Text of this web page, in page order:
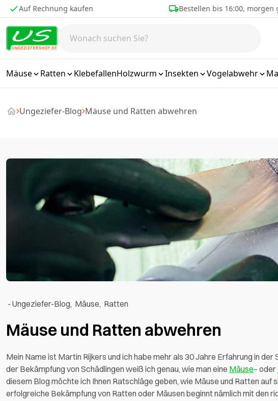
Zum Inhalt springen
Auf Rechnung kaufen Bestellen bis 16:00, morgen
Mäuse Ratten KlebefallenHolzwurm Insekten Vogelabwehr
Ungeziefer-Blog Mäuse und Ratten abwehren
- Ungeziefer-Blog, Mäuse, Ratten
Mäuse und Ratten abwehren
Mein Name ist Martin Rijkers und ich habe mehr als 30 Jahre Erfahrung in
der Bekämpfung von Schädlingen weiß ich genau, wie man eine Mäuse– oder
diesem Blog möchte ich Ihnen Ratschläge geben, wie Mäuse und Ratten
erfolgreiche Bekämpfung von Ratten oder Mäusen beginnt nämlich mit den